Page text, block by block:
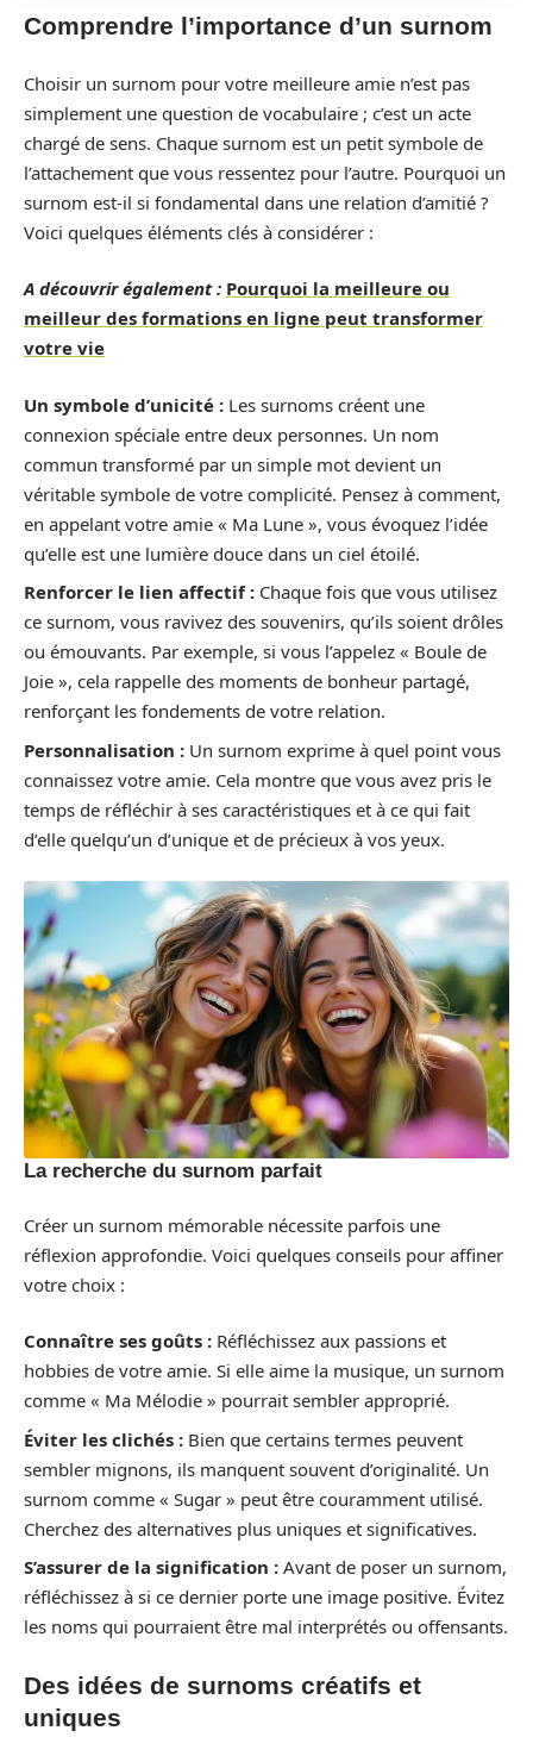
Comprendre l’importance d’un surnom
Choisir un surnom pour votre meilleure amie n’est pas
simplement une question de vocabulaire ; c’est un acte
chargé de sens. Chaque surnom est un petit symbole de
l’attachement que vous ressentez pour l’autre. Pourquoi un
surnom est-il si fondamental dans une relation d’amitié ?
Voici quelques éléments clés à considérer :
A découvrir également : Pourquoi la meilleure ou
meilleur des formations en ligne peut transformer
votre vie
Un symbole d’unicité : Les surnoms créent une
connexion spéciale entre deux personnes. Un nom
commun transformé par un simple mot devient un
véritable symbole de votre complicité. Pensez à comment,
en appelant votre amie « Ma Lune », vous évoquez l’idée
qu’elle est une lumière douce dans un ciel étoilé.
Renforcer le lien affectif : Chaque fois que vous utilisez
ce surnom, vous ravivez des souvenirs, qu’ils soient drôles
ou émouvants. Par exemple, si vous l’appelez « Boule de
Joie », cela rappelle des moments de bonheur partagé,
renforçant les fondements de votre relation.
Personnalisation : Un surnom exprime à quel point vous
connaissez votre amie. Cela montre que vous avez pris le
temps de réfléchir à ses caractéristiques et à ce qui fait
d’elle quelqu’un d’unique et de précieux à vos yeux.
La recherche du surnom parfait
Créer un surnom mémorable nécessite parfois une
réflexion approfondie. Voici quelques conseils pour affiner
votre choix :
Connaître ses goûts : Réfléchissez aux passions et
hobbies de votre amie. Si elle aime la musique, un surnom
comme « Ma Mélodie » pourrait sembler approprié.
Éviter les clichés : Bien que certains termes peuvent
sembler mignons, ils manquent souvent d’originalité. Un
surnom comme « Sugar » peut être couramment utilisé.
Cherchez des alternatives plus uniques et significatives.
S’assurer de la signification : Avant de poser un surnom,
réfléchissez à si ce dernier porte une image positive. Évitez
les noms qui pourraient être mal interprétés ou offensants.
Des idées de surnoms créatifs et
uniques